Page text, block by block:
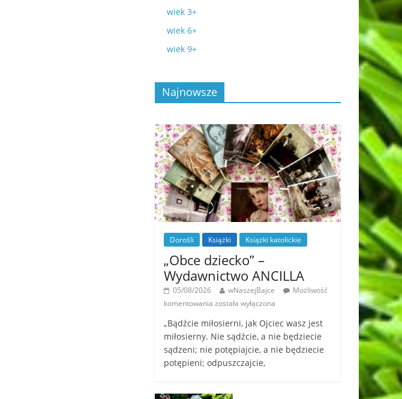
wiek 3+
wiek 6+
wiek 9+
Najnowsze
Dorośli Książki Książki katolickie
„Obce dziecko” –
Wydawnictwo ANCILLA
05/08/2026 wNaszejBajce
Możliwość
komentowania została wyłączona
„Bądźcie miłosierni, jak Ojciec wasz jest
miłosierny. Nie sądźcie, a nie będziecie
sądzeni; nie potępiajcie, a nie będziecie
potępieni; odpuszczajcie,